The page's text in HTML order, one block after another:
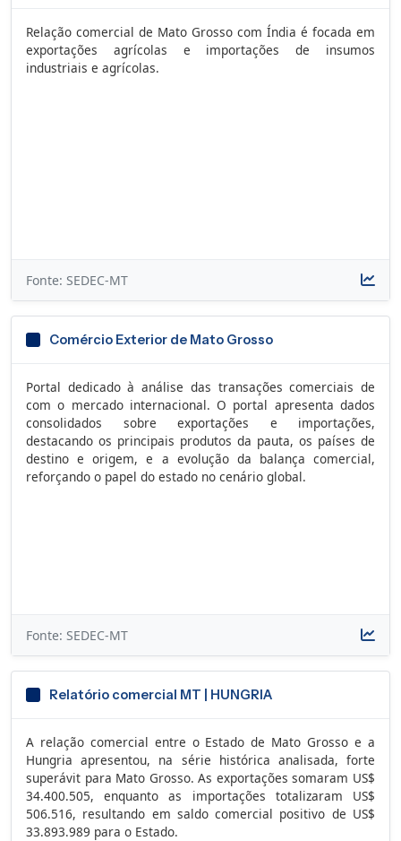
Relação comercial de Mato Grosso com Índia é focada em
exportações agrícolas e importações de insumos
industriais e agrícolas.
Fonte: SEDEC-MT
Comércio Exterior de Mato Grosso
Portal dedicado à análise das transações comerciais de
com o mercado internacional. O portal apresenta dados
consolidados sobre exportações e importações,
destacando os principais produtos da pauta, os países de
destino e origem, e a evolução da balança comercial,
reforçando o papel do estado no cenário global.
Fonte: SEDEC-MT
Relatório comercial MT | HUNGRIA
A relação comercial entre o Estado de Mato Grosso e a
Hungria apresentou, na série histórica analisada, forte
superávit para Mato Grosso. As exportações somaram US$
34.400.505, enquanto as importações totalizaram US$
506.516, resultando em saldo comercial positivo de US$
33.893.989 para o Estado.